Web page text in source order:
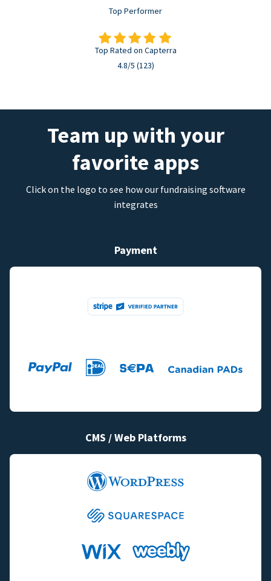
Top Performer
Top Rated on Capterra
4.8/5 (123)
Team up with your
favorite apps
Click on the logo to see how our fundraising software
integrates
Payment
CMS / Web Platforms